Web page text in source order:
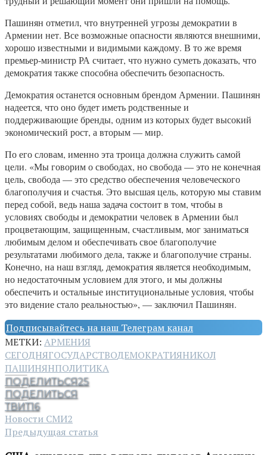
Пашинян отметил, что внутренней угрозы демократии в
Армении нет. Все возможные опасности являются внешними,
хорошо известными и видимыми каждому. В то же время
премьер-министр РА считает, что нужно суметь доказать, что
демократия также способна обеспечить безопасность.
Демократия останется основным брендом Армении. Пашинян
надеется, что оно будет иметь родственные и
поддерживающие бренды, одним из которых будет высокий
экономический рост, а вторым — мир.
По его словам, именно эта троица должна служить самой
цели. «Мы говорим о свободах, но свобода — это не конечная
цель, свобода — это средство обеспечения человеческого
благополучия и счастья. Это высшая цель, которую мы ставим
перед собой, ведь наша задача состоит в том, чтобы в
условиях свободы и демократии человек в Армении был
процветающим, защищенным, счастливым, мог заниматься
любимым делом и обеспечивать свое благополучие
результатами любимого дела, также и благополучие страны.
Конечно, на наш взгляд, демократия является необходимым,
но недостаточным условием для этого, и мы должны
обеспечить и остальные институциональные условия, чтобы
это видение стало реальностью», — заключил Пашинян.
Подписывайтесь на наш Телеграм канал
МЕТКИ: АРМЕНИЯ
СЕГОДНЯГОСУДАРСТВОДЕМОКРАТИЯНИКОЛ
ПАШИНЯНПОЛИТИКА
ПОДЕЛИТЬСЯ25
ПОДЕЛИТЬСЯ
ТВИТ16
Новости СМИ2
Предыдущая статья